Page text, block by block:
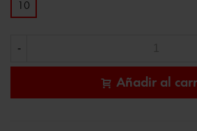
10
-
Añadir al